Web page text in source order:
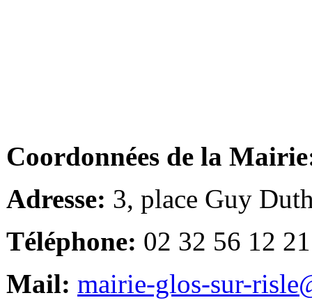
Coordonnées de la
Adresse: 3, place Guy
Téléphone: 02 32 56 12 21
Mail: mairie-glos-sur-